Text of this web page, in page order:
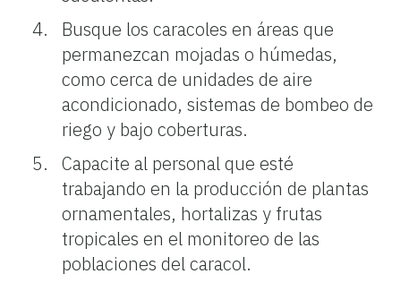
Busque los caracoles en áreas que
permanezcan mojadas o húmedas,
como cerca de unidades de aire
acondicionado, sistemas de bombeo de
riego y bajo coberturas.
Capacite al personal que esté
trabajando en la producción de plantas
ornamentales, hortalizas y frutas
tropicales en el monitoreo de las
poblaciones del caracol.